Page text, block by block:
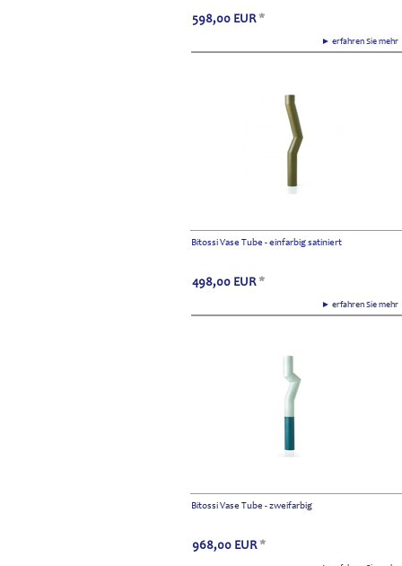
► erfahren Sie
598,00 EUR *
Bitossi Vase Tube - einfarbig satiniert
► erfahren Sie
498,00 EUR *
Bitossi Vase Tube - zweifarbig
968,00 EUR *